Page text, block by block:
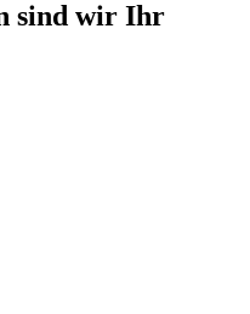
sind wir Ihr